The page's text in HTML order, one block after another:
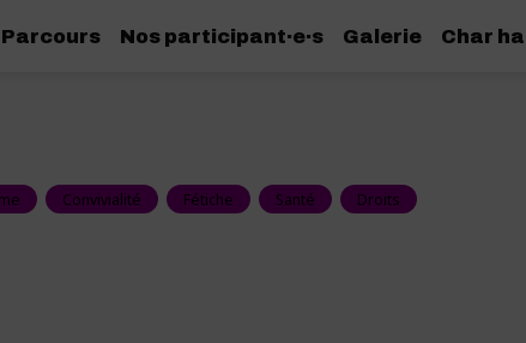
Parcours Nos participant·e·s Galerie Char
Convivialité Fétiche Santé
Droits